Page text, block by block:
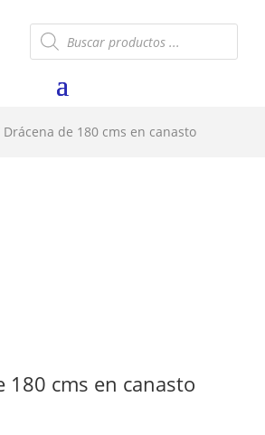
Búsqueda
de
productos
de 180 cms en canasto
180 cms en canasto